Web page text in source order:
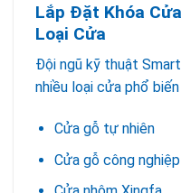
Lắp Đặt Khóa
Loại Cửa
Đội ngũ kỹ thuật
nhiều loại cửa phổ
Cửa gỗ tự nhiên
Cửa gỗ công nghiệp